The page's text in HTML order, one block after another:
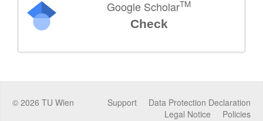
Google ScholarTM
Check
© 2026 TU Wien Data Protection Declaration
Support
Policies
Legal Notice